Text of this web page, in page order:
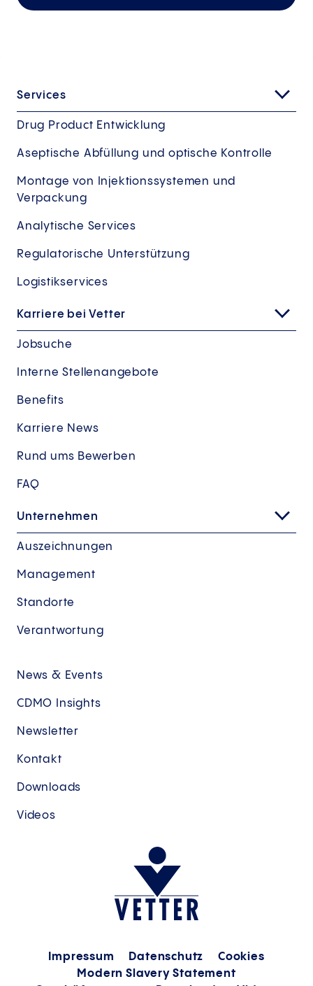
Services
Drug Product Entwicklung
Aseptische Abfüllung und optische Kontrolle
Montage von Injektionssystemen und
Verpackung
Analytische Services
Regulatorische Unterstützung
Logistikservices
Karriere bei Vetter
Jobsuche
Interne Stellenangebote
Benefits
Karriere News
Rund ums Bewerben
FAQ
Unternehmen
Auszeichnungen
Management
Standorte
Verantwortung
News & Events
CDMO Insights
Newsletter
Kontakt
Downloads
Videos
Impressum Datenschutz
Cookies
Modern Slavery Statement